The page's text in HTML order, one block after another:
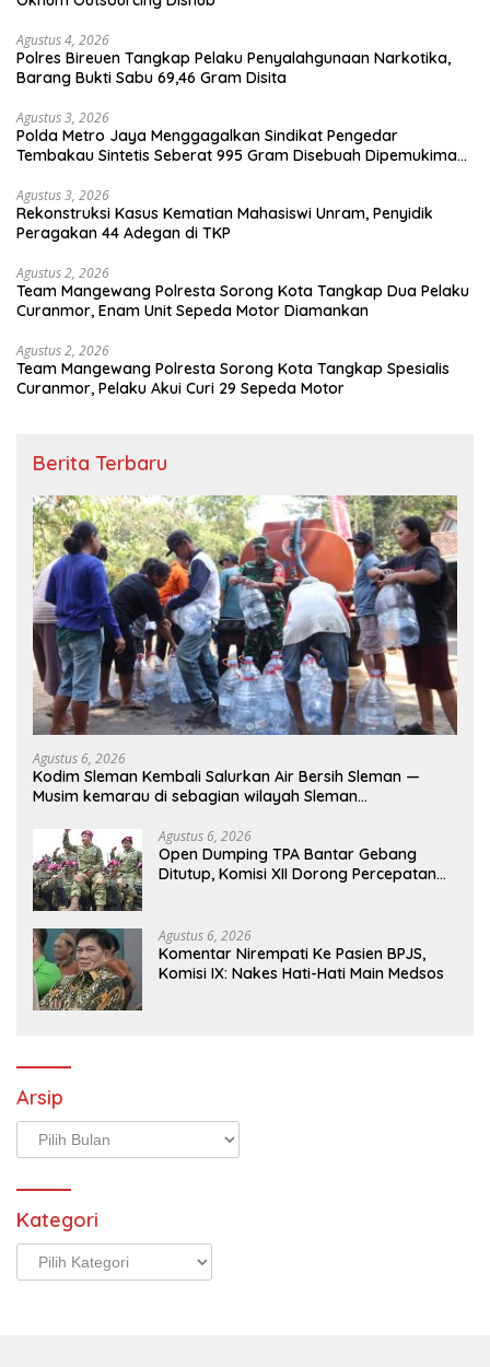
Agustus 4, 2026
Polres Bireuen Tangkap Pelaku Penyalahgunaan Narkotika,
Barang Bukti Sabu 69,46 Gram Disita
Agustus 3, 2026
Polda Metro Jaya Menggagalkan Sindikat Pengedar
Tembakau Sintetis Seberat 995 Gram Disebuah Dipemukiman
Agustus 3, 2026
Rekonstruksi Kasus Kematian Mahasiswi Unram, Penyidik
Peragakan 44 Adegan di TKP
Agustus 2, 2026
Team Mangewang Polresta Sorong Kota Tangkap Dua Pelaku
Curanmor, Enam Unit Sepeda Motor Diamankan
Agustus 2, 2026
Team Mangewang Polresta Sorong Kota Tangkap Spesialis
Curanmor, Pelaku Akui Curi 29 Sepeda Motor
Berita Terbaru
Agustus 6, 2026
Kodim Sleman Kembali Salurkan Air Bersih Sleman —
Musim kemarau di sebagian wilayah Sleman
menjadi tantangan bagi sebagian masyarakat.
Merespons kondisi tersebut, Kodim 0732/Sleman
menyalurkan Bantuan air bersih kepada warga seperti
hari ini di Padukuhan Jitar Ngemplak Sumberarum
Moyudan Sleman,Kamis (6/8/2026) “Melalui penyaluran
air bersih ini berharap dapat terus berupaya
menghadirkan manfaat nyata bagi masyarakat dengan
memberikan bantuan yang tepat sasaran, terutama
dalam menghadapi kondisi darurat seperti keterbatasan
akses air bersih akibat kekeringan,”ucap Dandim
Jetak,Didi Kurniawan mengaku sempat kesulitan
mendapatkan sumber air bersih, dan dirinya juga
menyampaikan apresiasi atas bantuan air bersih yang
diberikan oleh Kodim 0732/Sleman ini.(Pendim
0732/Sleman)
Agustus 6, 2026
Open Dumping TPA Bantar Gebang
Ditutup, Komisi XII Dorong Percepatan
Agustus 6, 2026
Komentar Nirempati Ke Pasien BPJS,
Komisi IX: Nakes Hati-Hati Main Medsos
Arsip
Arsip
Kategori
Kategori